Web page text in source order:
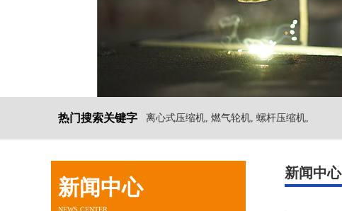
热门搜索关键字 离心式压缩机, 燃气轮机, 螺杆压缩机,
新闻中心
NEWS CENTER
新闻中心